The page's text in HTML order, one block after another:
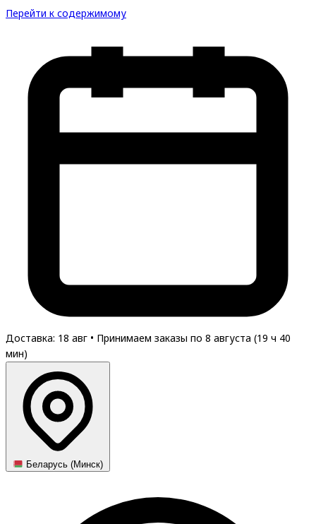
Перейти к содержимому
Доставка: 18 авг • Принимаем заказы по 8 августа (19 ч 40
мин)
Беларусь (Минск)